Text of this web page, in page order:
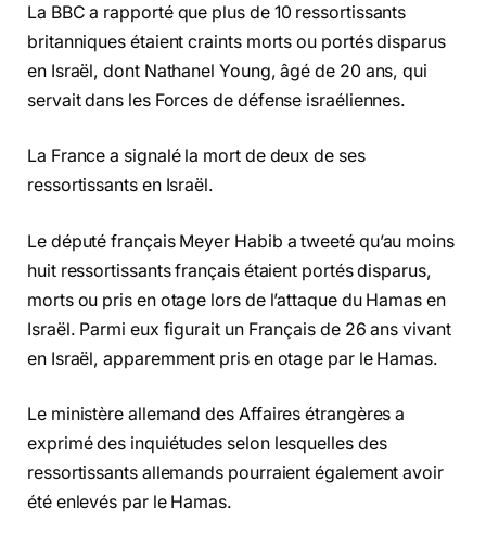
La BBC a rapporté que plus de 10 ressortissants
britanniques étaient craints morts ou portés disparus
en Israël, dont Nathanel Young, âgé de 20 ans, qui
servait dans les Forces de défense israéliennes.
La France a signalé la mort de deux de ses
ressortissants en Israël.
Le député français Meyer Habib a tweeté qu’au moins
huit ressortissants français étaient portés disparus,
morts ou pris en otage lors de l’attaque du Hamas en
Israël. Parmi eux figurait un Français de 26 ans vivant
en Israël, apparemment pris en otage par le Hamas.
Le ministère allemand des Affaires étrangères a
exprimé des inquiétudes selon lesquelles des
ressortissants allemands pourraient également avoir
été enlevés par le Hamas.